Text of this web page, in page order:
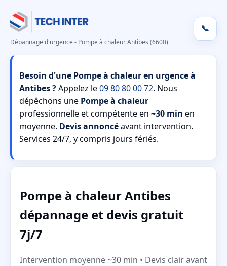
Dépannage d'urgence - Pompe à chaleur Antibes (6600)
📞
Besoin d'une Pompe à chaleur en urgence à
Antibes ?Appelez le09 80 80 00 72. Nous
dépêchons une Pompe à chaleur
professionnelle et compétente en ~30 min en
moyenne. Devis annoncéavant intervention.
Services 24/7, y compris jours fériés.
Pompe à chaleur Antibes
dépannage et devis gratuit
7j/7
Intervention moyenne ~30 min • Devis clair avant